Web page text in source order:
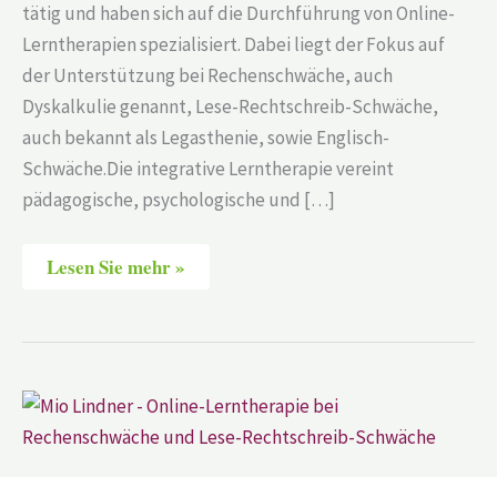
tätig und haben sich auf die Durchführung von Online-
Lerntherapien spezialisiert. Dabei liegt der Fokus auf
der Unterstützung bei Rechenschwäche, auch
Dyskalkulie genannt, Lese-Rechtschreib-Schwäche,
auch bekannt als Legasthenie, sowie Englisch-
Schwäche.Die integrative Lerntherapie vereint
pädagogische, psychologische und […]
Lesen Sie mehr »
Mio
Lindner
–